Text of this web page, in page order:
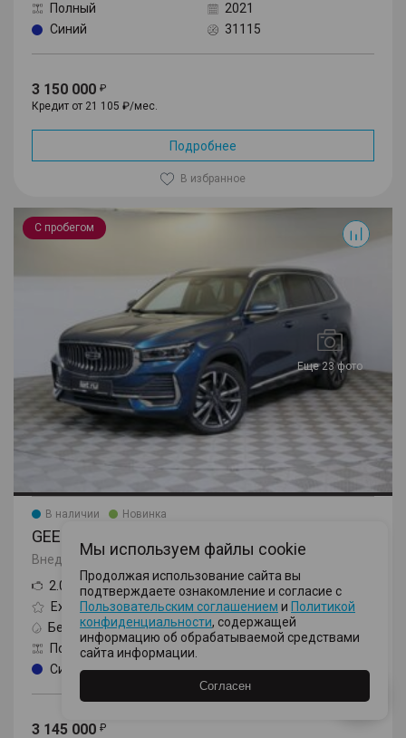
Полный
2021
Синий
31115
3 150 000
Кредит от 21 105 ₽/мес.
Подробнее
В избранное
С пробегом
Еще 23 фото
Monjaro
В наличии Новинка
GEELY MONJARO
Внедорожник, I поколение
2.0 AT (238 л.с.) 4WD
Exclusive (2023)
Бензин
Автомат
Полный
Синий
62465
3 145 000
Мы используем файлы cookie
Продолжая использование сайта вы
подтверждаете ознакомление и согласие с
Пользовательским соглашением и Политикой
конфиденциальности, содержащей
информацию об обрабатываемой средствами
сайта информации.
Согласен